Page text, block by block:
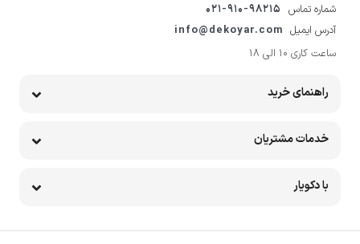
شماره تماس 021-910-98215
آدرس ایمیل info@dekoyar.com
ساعت کاری 10 الی 18
راهنمای خرید
خدمات مشتریان
با دکویار